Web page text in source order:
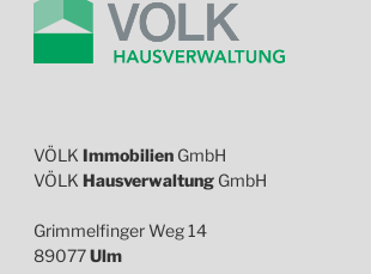
VÖLK Immobilien GmbH
VÖLK Hausverwaltung GmbH
Grimmelfinger Weg 14
89077Ulm